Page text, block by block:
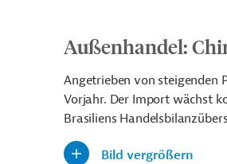
Außenhandel:
Angetrieben von steigenden
Vorjahr. Der Import wächst
Brasiliens
Bild vergrößern